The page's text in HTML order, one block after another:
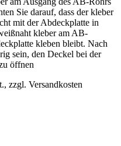
Sie darauf, dass der kleber
mit der Abdeckplatte in
kleber am AB-
kleben bleibt. Nach
sein, den Deckel bei der
öffnen
zzgl. Versandkosten